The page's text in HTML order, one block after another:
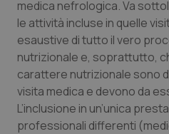
Emilia-Romagna
Friuli Venezia Giulia
Lazio
Liguria
Colesterolo &
Dermatite Atopica
Diabete & glucometri
Disturbi dell’umore
medica nefrologica. Va
le attività incluse in quelle
esaustive di tutto il vero
nutrizionale e, soprattutto,
carattere nutrizionale sono
visita medica e devono da
L’inclusione in un’unica
professionali differenti